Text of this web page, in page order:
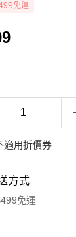
免運
用折價券
方式
免運